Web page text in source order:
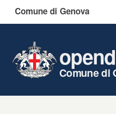
Comune di Genova
Comune di